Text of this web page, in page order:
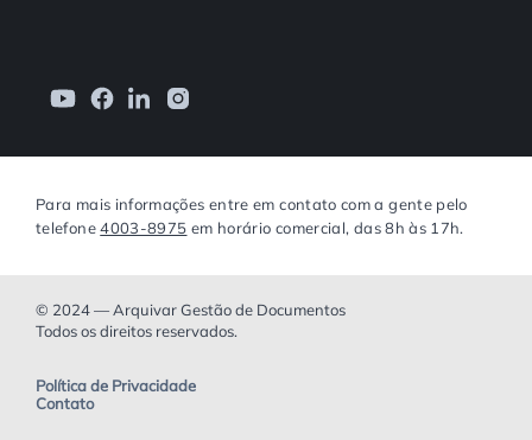
Para mais informações entre em contato com a gente pelo
telefone4003-8975 em horário comercial, das 8h às 17h.
© 2024 — Arquivar Gestão de Documentos
Todos os direitos reservados.
Política de Privacidade
Contato